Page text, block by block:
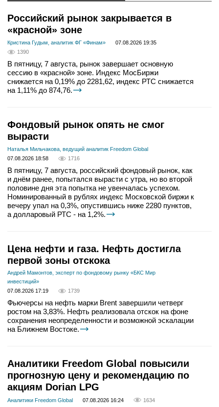
Российский рынок закрывается в
«красной» зоне
Кристина Гудым, аналитик ФГ «Финам»
07.08.2026 19:35
1390
В пятницу, 7 августа, рынок завершает основную
сессию в «красной» зоне. Индекс МосБиржи
снижается на 0,19% до 2281,62, индекс РТС снижается
на 1,11% до 874,76.
Фондовый рынок опять не смог
вырасти
Наталья Мильчакова, ведущий аналитик Freedom Global
07.08.2026 18:58
1716
В пятницу, 7 августа, российский фондовый рынок, как
и днём ранее, попытался вырасти с утра, но во второй
половине дня эта попытка не увенчалась успехом.
Номинированный в рублях индекс Московской биржи к
вечеру упал на 0,3%, опустившись ниже 2280 пунктов,
а долларовый РТС - на 1,2%.
Цена нефти и газа. Нефть достигла
первой зоны отскока
Андрей Мамонтов, эксперт по фондовому рынку «БКС Мир
инвестиций»
07.08.2026 17:19
1739
Фьючерсы на нефть марки Brent завершили четверг
ростом на 3,83%. Нефть реализовала отскок на фоне
сохранения неопределенности и возможной эскалации
на Ближнем Востоке.
Аналитики Freedom Global повысили
прогнозную цену и рекомендацию по
акциям Dorian LPG
Аналитики Freedom Global 07.08.2026 16:24 1634